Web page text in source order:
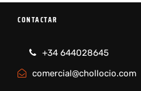
CONTACTAR
+34 644028645
comercial@chollocio.com